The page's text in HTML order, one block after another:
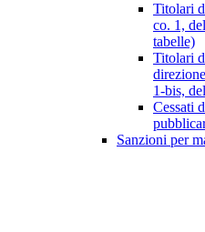
Titolari
co. 1,
tabelle)
Titolari
1-bis,
Cessati
Sanzioni per